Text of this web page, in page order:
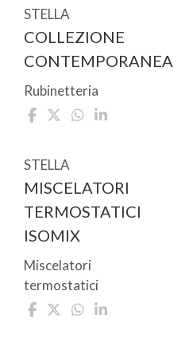
STELLA
COLLEZIONE
CONTEMPORANEA
Rubinetteria
STELLA
MISCELATORI
TERMOSTATICI
ISOMIX
Miscelatori
termostatici